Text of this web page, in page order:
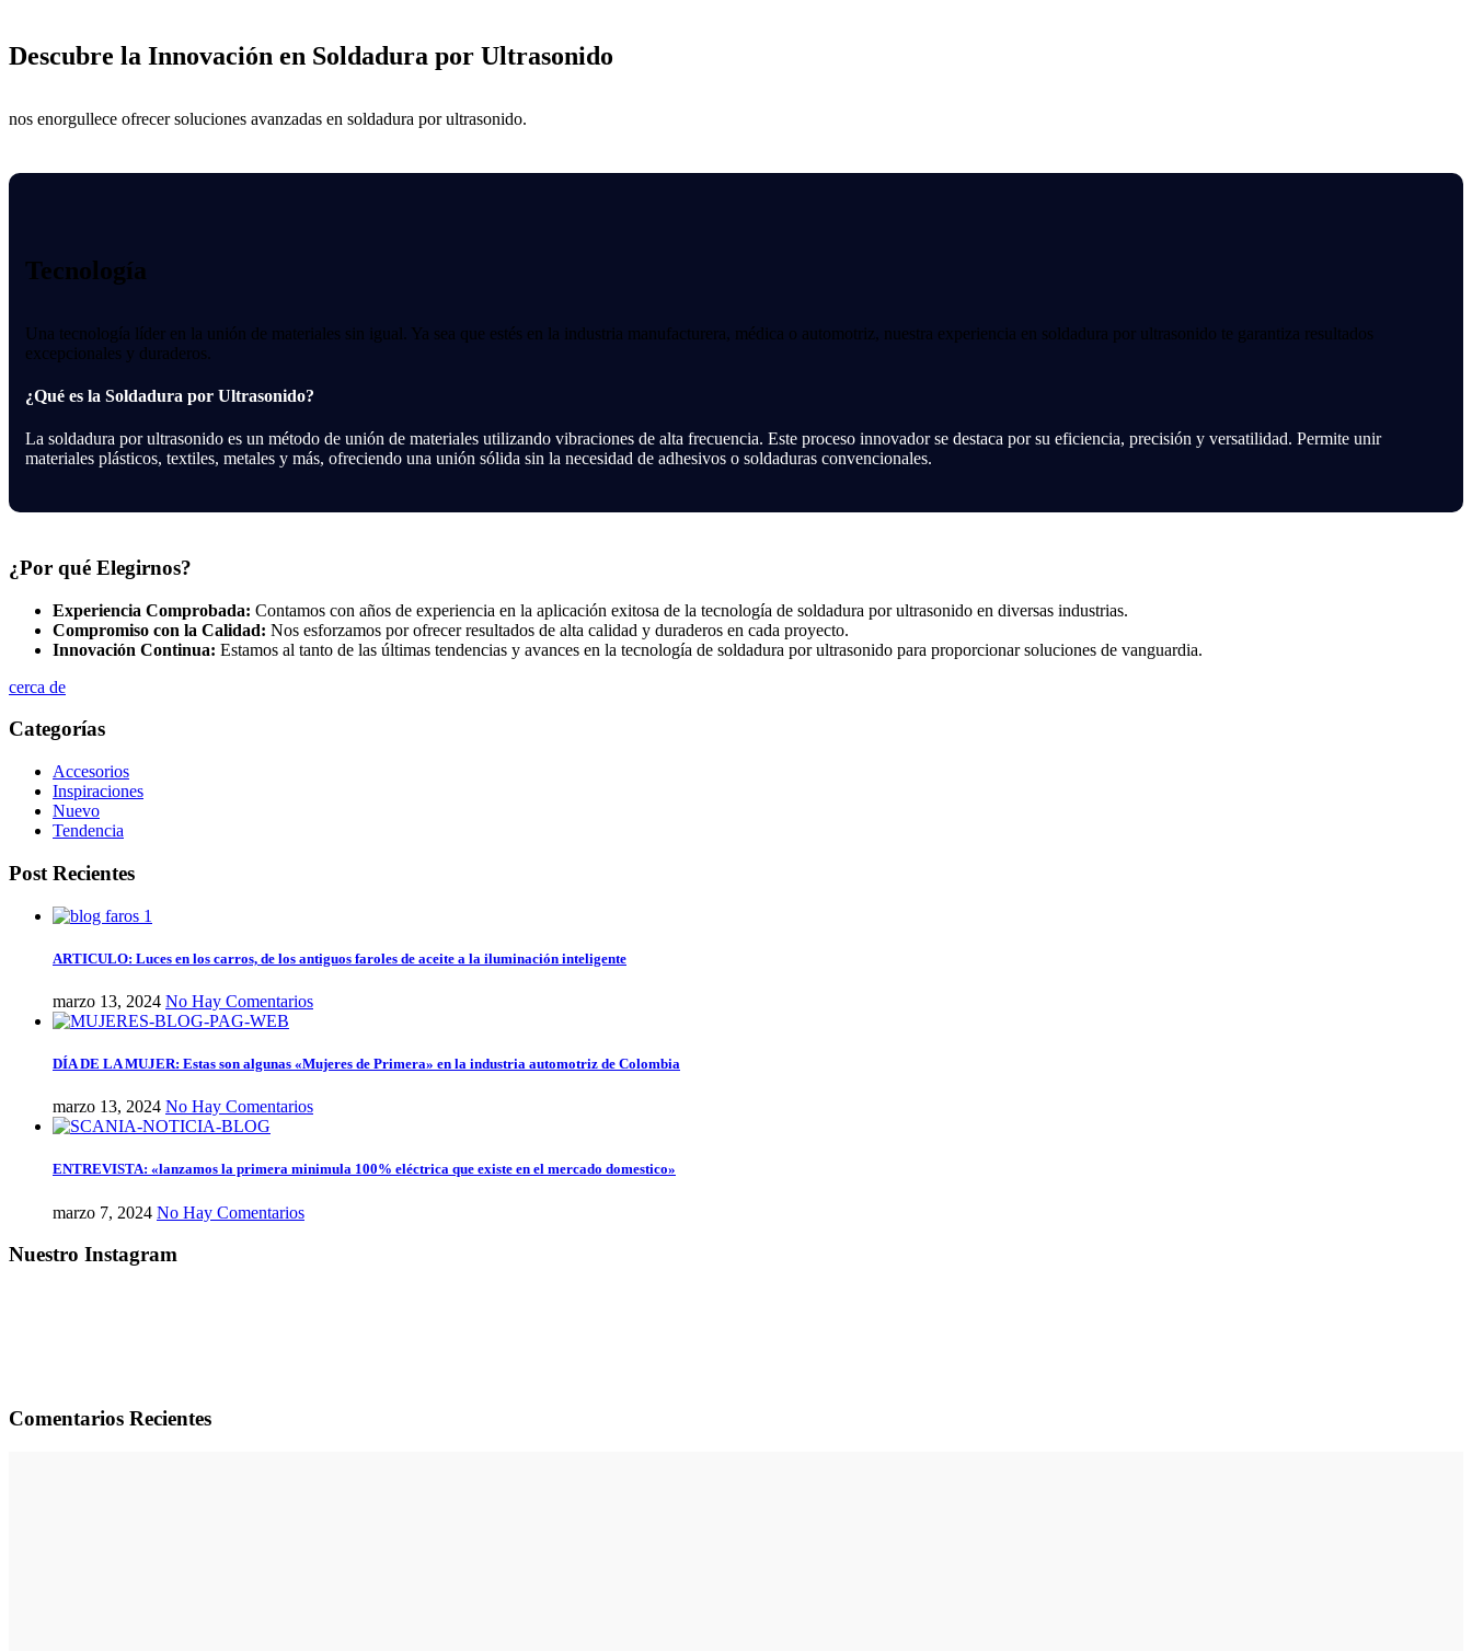
Descubre la Innovación en Soldadura por Ultrasonido
nos enorgullece ofrecer soluciones avanzadas en soldadura por ultrasonido.
Tecnología
Una tecnología líder en la unión de materiales sin igual. Ya sea que estés en la industria manufacturera, médica o automotriz, nuestra experiencia en soldadura por ultrasonido te garantiza resultados
excepcionales y duraderos.
¿Qué es la Soldadura por Ultrasonido?
La soldadura por ultrasonido es un método de unión de materiales utilizando vibraciones de alta frecuencia. Este proceso innovador se destaca por su eficiencia, precisión y versatilidad. Permite unir
materiales plásticos, textiles, metales y más, ofreciendo una unión sólida sin la necesidad de adhesivos o soldaduras convencionales.
¿Por qué Elegirnos?
Experiencia Comprobada: Contamos con años de experiencia en la aplicación exitosa de la tecnología de soldadura por ultrasonido en diversas industrias.
Compromiso con la Calidad: Nos esforzamos por ofrecer resultados de alta calidad y duraderos en cada proyecto.
Innovación Continua: Estamos al tanto de las últimas tendencias y avances en la tecnología de soldadura por ultrasonido para proporcionar soluciones de vanguardia.
cerca de
Categorías
Accesorios
Inspiraciones
Nuevo
Tendencia
Post Recientes
ARTICULO: Luces en los carros, de los antiguos faroles de aceite a la iluminación inteligente
marzo 13, 2024 No Hay Comentarios
DÍA DE LA MUJER: Estas son algunas «Mujeres de Primera» en la industria automotriz de Colombia
marzo 13, 2024 No Hay Comentarios
ENTREVISTA: «lanzamos la primera minimula 100% eléctrica que existe en el mercado domestico»
marzo 7, 2024 No Hay Comentarios
Nuestro Instagram
Comentarios Recientes